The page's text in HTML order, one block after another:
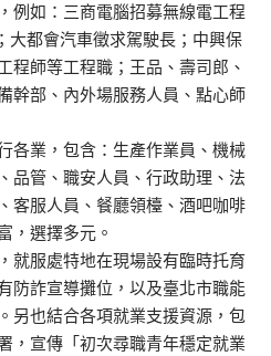
例如：三商電腦招募無線電工程
大都會汽車徵求駕駛長；中興保
程師等工程職；王品、壽司郎、
幹部、內外場服務人員、點心師
各業，包含：生產作業員、機械
品管、職安人員、行政助理、法
客服人員、餐廳領檯、酒吧咖啡
，選擇多元。
就服處特地在現場設有臨時托育
防詐宣導攤位，以及臺北市職能
另也結合各項就業支援資源，包
，宣傳「初次尋職青年穩定就業